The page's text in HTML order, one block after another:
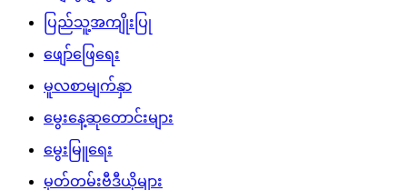
ပြည်သူ့အကျိုးပြု
ဖျော်ဖြေရေး
မူလစာမျက်နှာ
မွေးနေ့ဆုတောင်းများ
မွေးမြူရေး
မှတ်တမ်းဗီဒီယိုများ